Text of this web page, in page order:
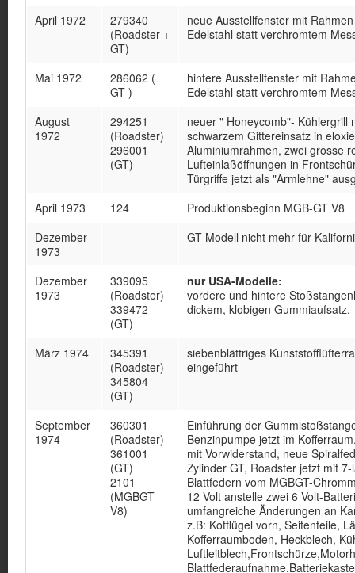
April 1972
279340
(Roadster +
GT)
neue Ausstellfenster mit
Edelstahl statt verchromtem
Mai 1972
286062 (
GT )
hintere Ausstellfenster mit
Edelstahl statt verchromtem
August
1972
294251
(Roadster)
296001
(GT)
neuer " Honeycomb"- Kühlergrill
schwarzem Gittereinsatz in
Aluminiumrahmen, zwei grosse
Lufteinlaßöffnungen in
Türgriffe jetzt als "Armlehne"
April 1973
124
Produktionsbeginn MGB-GT V8
Dezember
1973
GT-Modell nicht mehr für
Dezember
1973
339095
(Roadster)
339472
(GT)
nur USA-Modelle:
vordere und hintere
dickem, klobigen Gummiaufsatz.
März 1974
345391
(Roadster)
345804
(GT)
siebenblättriges
eingeführt
September
1974
360301
(Roadster)
361001
(GT)
2101
(MGBGT
V8)
Einführung der
Benzinpumpe jetzt im
mit Vorwiderstand, neue
Zylinder GT, Roadster jetzt mit
Blattfedern vom MGBGT-
12 Volt anstelle zwei 6 Volt-
umfangreiche Änderungen an
z.B: Kotflügel vorn, Seitenteile,
Kofferraumboden, Heckblech,